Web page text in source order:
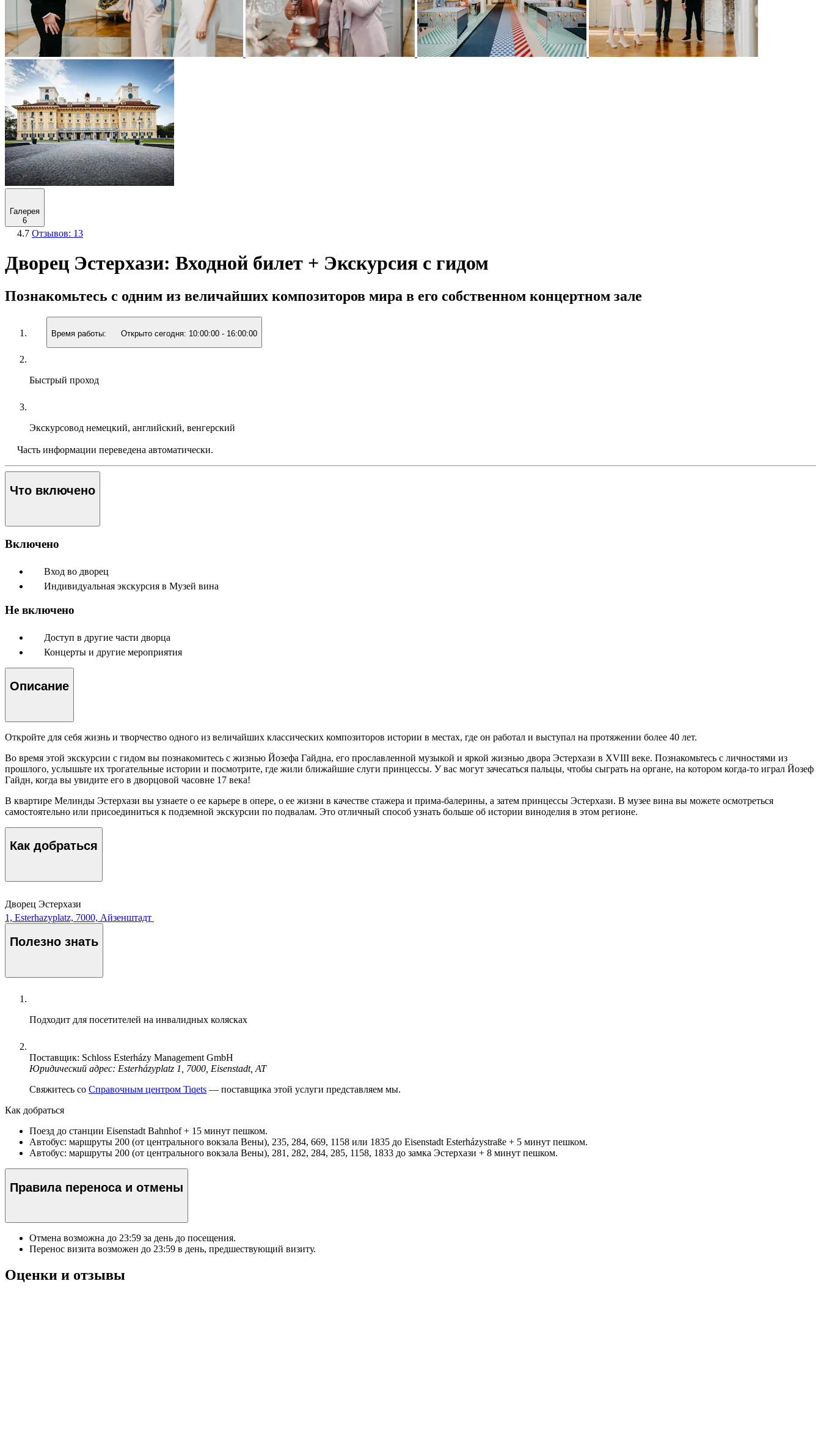
Галерея
6
4.7 Отзывов: 13
Дворец Эстерхази: Входной билет + Экскурсия с гидом
Познакомьтесь с одним из величайших композиторов мира в его собственном концертном зале
Время работы: Открыто сегодня: 10:00:00 - 16:00:00
Быстрый проход
Экскурсовод немецкий, английский, венгерский
Часть информации переведена автоматически.
Что включено
Включено
Вход во дворец
Индивидуальная экскурсия в Музей вина
Не включено
Доступ в другие части дворца
Концерты и другие мероприятия
Описание
Откройте для себя жизнь и творчество одного из величайших классических композиторов истории в местах, где он работал и выступал на протяжении более 40 лет.
Во время этой экскурсии с гидом вы познакомитесь с жизнью Йозефа Гайдна, его прославленной музыкой и яркой жизнью двора Эстерхази в XVIII веке. Познакомьтесь с личностями из
прошлого, услышьте их трогательные истории и посмотрите, где жили ближайшие слуги принцессы. У вас могут зачесаться пальцы, чтобы сыграть на органе, на котором когда-то играл Йозеф
Гайдн, когда вы увидите его в дворцовой часовне 17 века!
В квартире Мелинды Эстерхази вы узнаете о ее карьере в опере, о ее жизни в качестве стажера и прима-балерины, а затем принцессы Эстерхази. В музее вина вы можете осмотреться
самостоятельно или присоединиться к подземной экскурсии по подвалам. Это отличный способ узнать больше об истории виноделия в этом регионе.
Как добраться
Дворец Эстерхази
1, Esterhazyplatz, 7000, Айзенштадт
Полезно знать
Подходит для посетителей на инвалидных колясках
Поставщик: Schloss Esterházy Management GmbH
Юридический адрес: Esterházyplatz 1, 7000, Eisenstadt, AT
Свяжитесь со Справочным центром Tiqets — поставщика этой услуги представляем мы.
Как добраться
Поезд до станции Eisenstadt Bahnhof + 15 минут пешком.
Автобус: маршруты 200 (от центрального вокзала Вены), 235, 284, 669, 1158 или 1835 до Eisenstadt Esterházystraße + 5 минут пешком.
Автобус: маршруты 200 (от центрального вокзала Вены), 281, 282, 284, 285, 1158, 1833 до замка Эстерхази + 8 минут пешком.
Правила переноса и отмены
Отмена возможна до 23:59 за день до посещения.
Перенос визита возможен до 23:59 в день, предшествующий визиту.
Оценки и отзывы